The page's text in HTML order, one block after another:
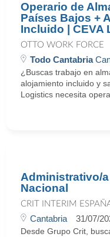
Operario de
Países Bajos +
Incluido | CEVA
OTTO WORK FORCE
Todo Cantabria
¿Buscas trabajo en
alojamiento incluido y
Logistics necesita
Administrativo/a
Nacional
CRIT INTERIM
Cantabria 31/07/
Desde Grupo Crit,